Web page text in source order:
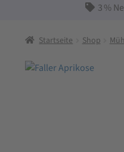
3 %
Startseite Shop